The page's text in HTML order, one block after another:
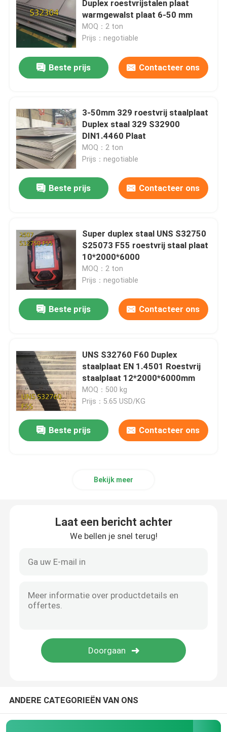
de bar van de roestvrij staalhoek
Roestvrij staal Vlakke Bar
ruwe staalstaaf
Hexbar van roestvrij staal
duplexroestvrij staal
Nikkellegering
Monellegering
Nitronische legering
Inconellegering
Titaniumlegering
Koper materiaal
Duplex roestvrijstalen plaat
warmgewalst plaat 6-50 mm
MOQ：2 ton
Prijs：negotiable
Beste prijs Contacteer ons
3-50mm 329 roestvrij staalplaat
Duplex staal 329 S32900
DIN1.4460 Plaat
MOQ：2 ton
Prijs：negotiable
Beste prijs Contacteer ons
Super duplex staal UNS S32750
S25073 F55 roestvrij staal plaat
10*2000*6000
MOQ：2 ton
Prijs：negotiable
Beste prijs Contacteer ons
UNS S32760 F60 Duplex
staalplaat EN 1.4501 Roestvrij
staalplaat 12*2000*6000mm
MOQ：500 kg
Prijs：5.65 USD/KG
Beste prijs Contacteer ons
Bekijk meer
Laat een bericht achter
We bellen je snel terug!
ANDERE CATEGORIEËN VAN ONS